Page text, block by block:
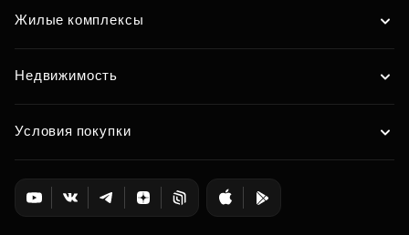
Подобрать
Жилые комплексы
Недвижимость
Условия покупки